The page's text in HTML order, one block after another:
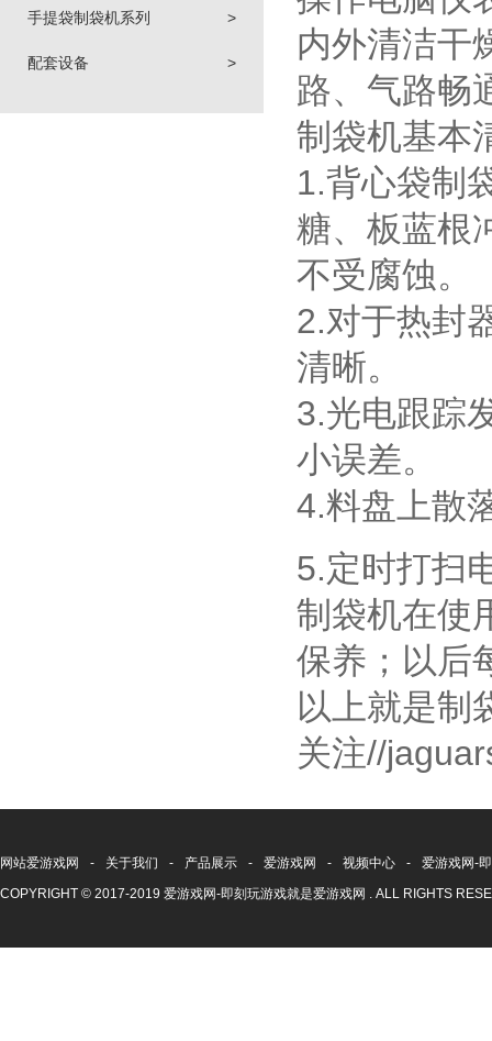
手提袋制袋机系列 >
配套设备 >
内外清洁干
路、气路畅
制袋机基本
1.背心袋制
糖、板蓝根
不受腐蚀。
2.对于热封
清晰。
3.光电跟踪
小误差。
4.料盘上散
5.定时打扫
制袋机在使
保养；以后
以上就是制
关注//
网站爱游戏网 - 关于我们 - 产品展示 - 爱游戏网 - 视频中心 -
爱游戏网-
COPYRIGHT © 2017-2019 爱游戏网-即刻玩游戏就是爱游戏网 . ALL RIGHTS